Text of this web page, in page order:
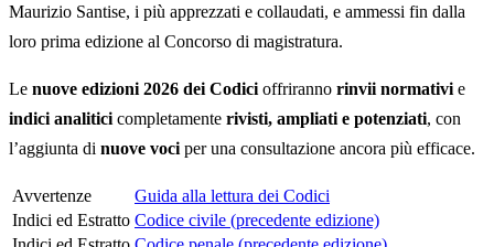
Maurizio Santise, i più apprezzati e collaudati, e ammessi fin dalla
loro prima edizione al Concorso di magistratura.
Le nuove edizioni 2026 dei Codici offriranno rinvii normativi e
indici analitici completamente rivisti, ampliati e potenziati, con
l’aggiunta di nuove voci per una consultazione ancora più efficace.
Avvertenze
Guida alla lettura dei Codici
Indici ed Estratto Codice civile (precedente edizione)